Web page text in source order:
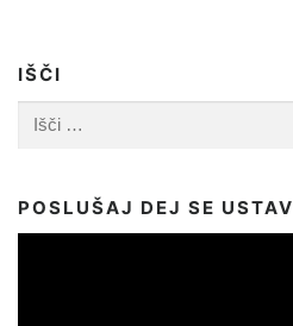
IŠČI
POSLUŠAJ DEJ SE USTAV